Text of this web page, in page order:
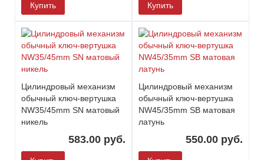
Купить Купить
Цилиндровый механизм
обычный ключ-вертушка
NW35/45mm SN матовый
никель
583.00 руб.
Цилиндровый механизм
обычный ключ-вертушка
NW45/35mm SB матовая
латунь
550.00 руб.